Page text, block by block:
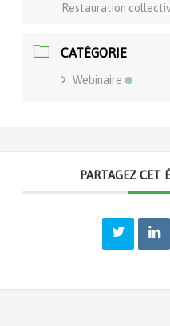
Restauration
CATÉGORIE
Webinaire
PARTAGEZ CET